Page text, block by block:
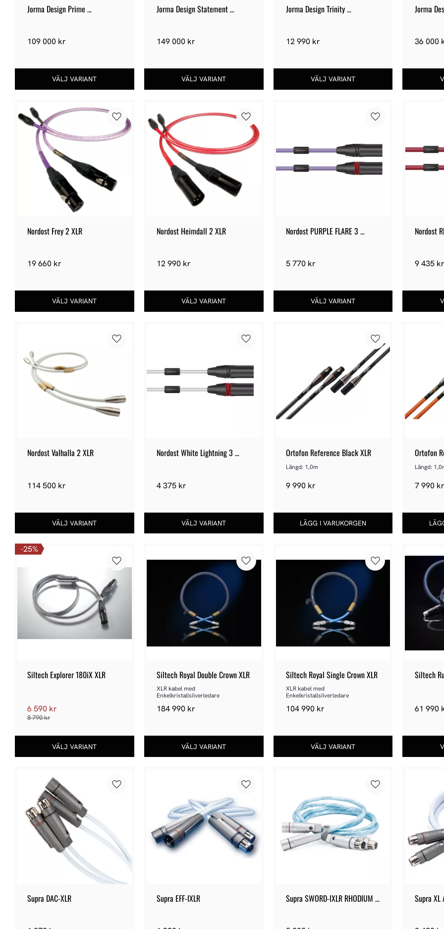
Jorma Design Prime
109 000 kr
Jorma Design Statement
149 000kr
Jorma Design Trinity
12 990kr
Jorma
36 000
Nordost Frey 2 XLR
19 660 kr
Lägg till i favoriter
Nordost Heimdall 2 XLR
12 990kr
Lägg till i favoriter
Nordost PURPLE FLARE 3
5 770kr
Lägg till i favoriter
Nordost
9 435 kr
Nordost Valhalla 2 XLR
114 500 kr
Lägg till i favoriter
Nordost White Lightning 3
4 375kr
Lägg till i favoriter
Ortofon Reference Black XLR
Längd: 1,0m
9 990kr
Lägg till i favoriter
Ortofon
Längd:
7 990 kr
Siltech Explorer 180iX XLR
6 590 kr
8 790kr
25%
Lägg till i favoriter
Siltech Royal Double Crown XLR
XLR kabel med
Enkelkristallsilverledare
184 990kr
Lägg till i favoriter
Siltech Royal Single Crown XLR
XLR kabel med
Enkelkristallsilverledare
104 990kr
Lägg till i favoriter
Siltech
61 990
Supra DAC-XLR
Lägg till i favoriter
Supra EFF-IXLR
Lägg till i favoriter
Supra SWORD-IXLR RHODIUM
Lägg till i favoriter
Supra XL